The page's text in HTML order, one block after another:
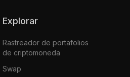
Explorar
Rastreador de portafolios
de criptomoneda
Swap